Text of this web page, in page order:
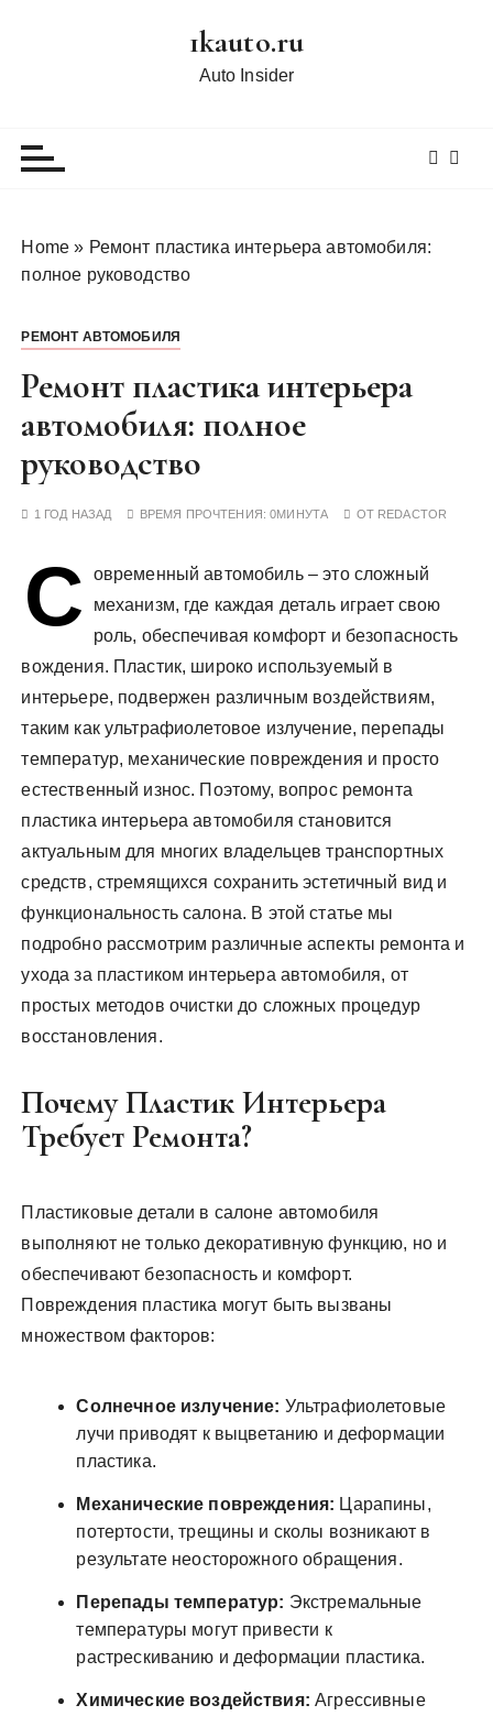
1kauto.ru
Auto Insider
Home » Ремонт пластика интерьера автомобиля:
полное руководство
РЕМОНТ АВТОМОБИЛЯ
Ремонт пластика интерьера
автомобиля: полное
руководство
1 ГОД НАЗАД ВРЕМЯ ПРОЧТЕНИЯ:0МИНУТА ОТ REDACTOR
С
овременный автомобиль – это сложный
механизм, где каждая деталь играет свою
роль, обеспечивая комфорт и безопасность
вождения. Пластик, широко используемый в
интерьере, подвержен различным воздействиям,
таким как ультрафиолетовое излучение, перепады
температур, механические повреждения и просто
естественный износ. Поэтому, вопрос ремонта
пластика интерьера автомобиля становится
актуальным для многих владельцев транспортных
средств, стремящихся сохранить эстетичный вид и
функциональность салона. В этой статье мы
подробно рассмотрим различные аспекты ремонта и
ухода за пластиком интерьера автомобиля, от
простых методов очистки до сложных процедур
восстановления.
Почему Пластик Интерьера
Требует Ремонта?
Пластиковые детали в салоне автомобиля
выполняют не только декоративную функцию, но и
обеспечивают безопасность и комфорт.
Повреждения пластика могут быть вызваны
множеством факторов:
Солнечное излучение: Ультрафиолетовые
лучи приводят к выцветанию и деформации
пластика.
Механические повреждения: Царапины,
потертости, трещины и сколы возникают в
результате неосторожного обращения.
Перепады температур: Экстремальные
температуры могут привести к
растрескиванию и деформации пластика.
Химические воздействия: Агрессивные